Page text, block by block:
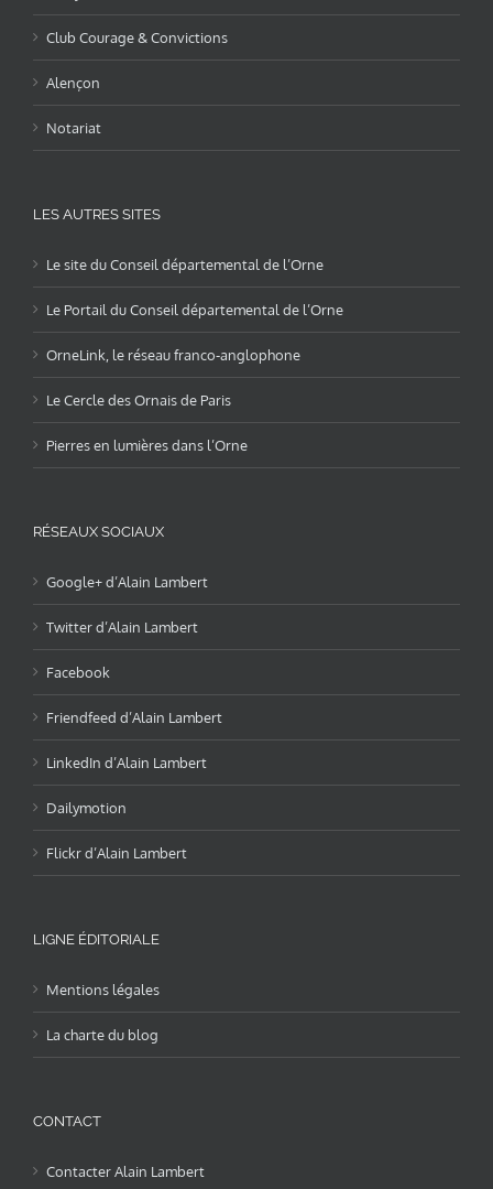
Club Courage & Convictions
Alençon
Notariat
LES AUTRES SITES
Le site du Conseil départemental de l’Orne
Le Portail du Conseil départemental de l’Orne
OrneLink, le réseau franco-anglophone
Le Cercle des Ornais de Paris
Pierres en lumières dans l’Orne
RÉSEAUX SOCIAUX
Google+ d’Alain Lambert
Twitter d’Alain Lambert
Facebook
Friendfeed d’Alain Lambert
LinkedIn d’Alain Lambert
Dailymotion
Flickr d’Alain Lambert
LIGNE ÉDITORIALE
Mentions légales
La charte du blog
CONTACT
Contacter Alain Lambert